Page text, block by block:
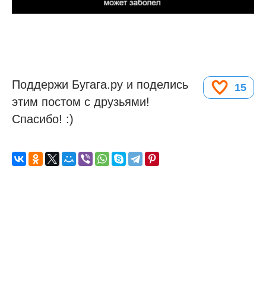
15
Поддержи Бугага.ру и поделись
этим постом с друзьями!
Спасибо! :)